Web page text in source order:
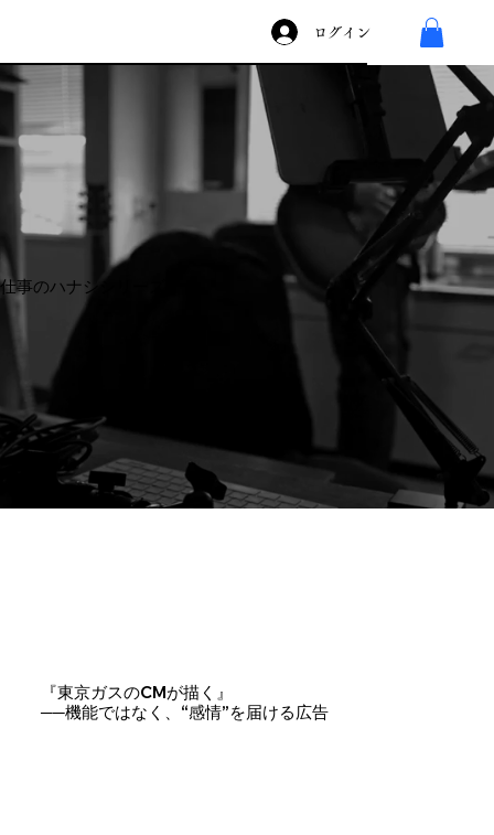
ログイン
仕事のハナシシリーズ
『東京ガスのCMが描く』
──機能ではなく、“感情”を届ける広告